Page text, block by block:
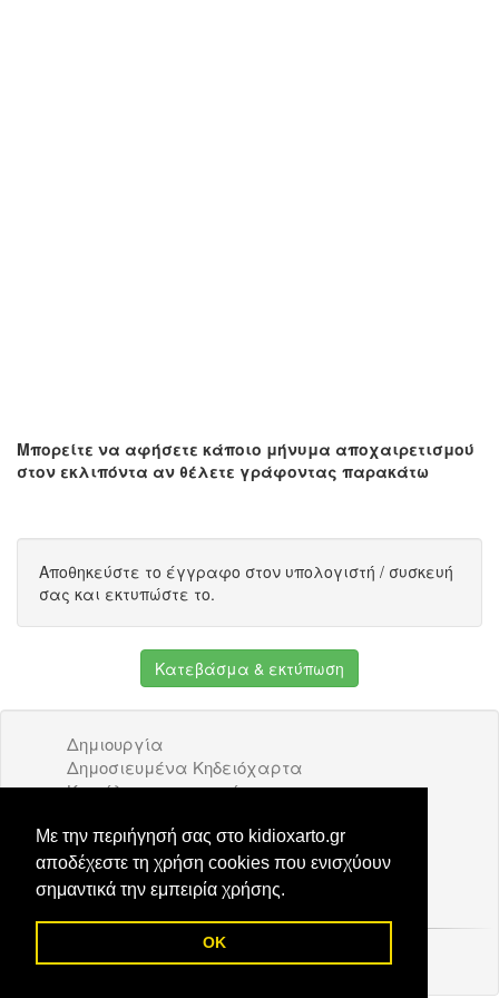
Με την περιήγησή σας στο kidioxarto.gr
αποδέχεστε τη χρήση cookies που ενισχύουν
σημαντικά την εμπειρία χρήσης.
OK
Μπορείτε να αφήσετε κάποιο μήνυμα αποχαιρετισμού
στον εκλιπόντα αν θέλετε γράφοντας παρακάτω
Αποθηκεύστε το έγγραφο στον υπολογιστή / συσκευή
σας και εκτυπώστε το.
Κατεβάσμα & εκτύπωση
Δημιουργία
Δημοσιευμένα Κηδειόχαρτα
Κατάλογος επιχειρήσεων
Διαφήμιση
Επικοινωνία
© 2026 Kidioxarto.gr /Επικοινωνία